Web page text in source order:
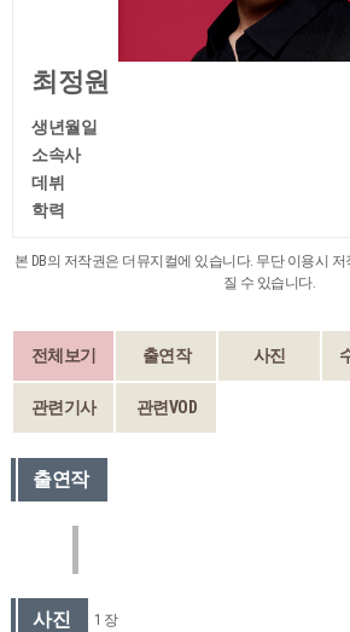
최정원
생년월일
소속사
데뷔
학력
본 DB의 저작권은 더뮤지컬에 있습니다. 무단 이용시
질 수 있습니다.
전체보기 출연작 사진
관련기사 관련VOD
출연작
사진 1 장